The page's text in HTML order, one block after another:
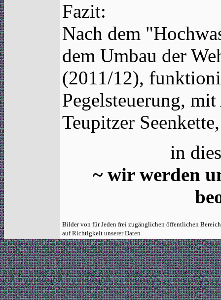
Fazit:
Nach dem
dem Umbau der
(2011/12),
Pegelsteuerung,
Teupitzer
in
~ wir werden
Bilder von für Jeden frei zugänglichen öffentlichen
auf Richtigkeit unserer Daten